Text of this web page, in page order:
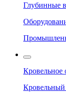
Глубинные
Кровельное
Кровельный